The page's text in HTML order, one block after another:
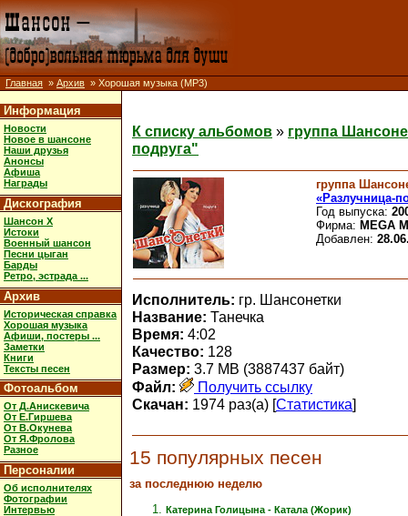
Главная » Архив » Хорошая музыка (MP3)
Информация
Новости
Новое в шансоне
Наши друзья
Анонсы
Афиша
Награды
Дискография
Шансон X
Истоки
Военный шансон
Песни цыган
Барды
Ретро, эстрада ...
Архив
Историческая справка
Хорошая музыка
Афиши, постеры ...
Заметки
Книги
Тексты песен
Фотоальбом
От Д.Анискевича
От Е.Гиршева
От В.Окунева
От Я.Фролова
Разное
Персоналии
Об исполнителях
Фотографии
Интервью
К списку альбомов » группа
подруга"
группа
«Разлучница-
Год выпуска:
Фирма: MEGA
Добавлен:
Исполнитель: гр. Шансонетки
Название: Танечка
Время: 4:02
Качество: 128
Размер: 3.7 MB (3887437 байт)
Файл:
Получить ссылку
Скачан: 1974 раз(а) [Статистика]
15 популярных песен
за последнюю неделю
Катерина Голицына - Катала (Жорик)